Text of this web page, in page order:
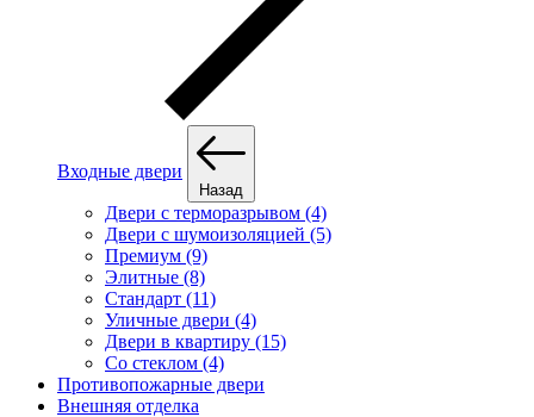
Входные двери
Назад
Двери с терморазрывом (4)
Двери с шумоизоляцией (5)
Премиум (9)
Элитные (8)
Стандарт (11)
Уличные двери (4)
Двери в квартиру (15)
Cо стеклом (4)
Противопожарные двери
Внешняя отделка